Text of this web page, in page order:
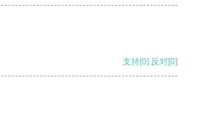
支持[0] 反对[0]